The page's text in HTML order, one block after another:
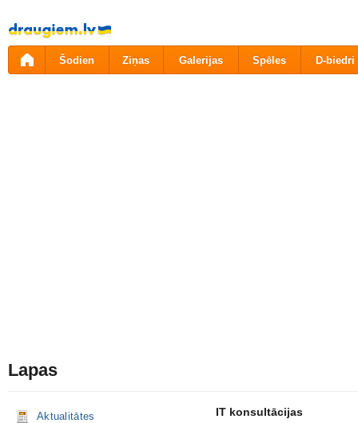
Pāriet
uz
saturu
Šodien Ziņas Galerijas Spēles D-biedri
Lapas
Aktualitātes
IT konsultācijas